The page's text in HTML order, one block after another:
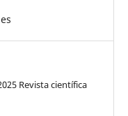
Revista científica